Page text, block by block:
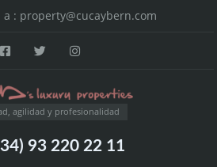
a : property@cucaybern.com
agilidad y profesionalidad
93 220 22 11